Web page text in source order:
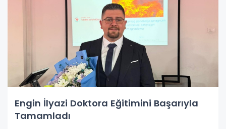
Engin İlyazi Doktora Eğitimini Başarıyla
Tamamladı